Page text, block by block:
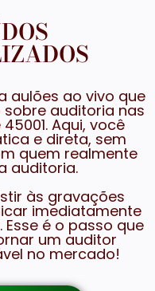
aulões ao vivo que
auditoria nas
45001. Aqui, você
e direta, sem
quem realmente
auditoria.
às gravações
imediatamente
é o passo que
um auditor
no mercado!